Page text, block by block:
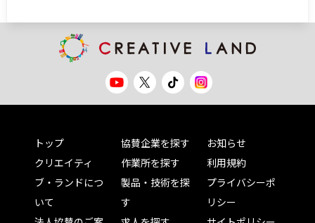
トップ
クリエイティ
ブ・ランドにつ
いて
協賛企業を探す
作業所を探す
製品・技術を探
す
お知らせ
利用規約
プライバシーポ
リシー